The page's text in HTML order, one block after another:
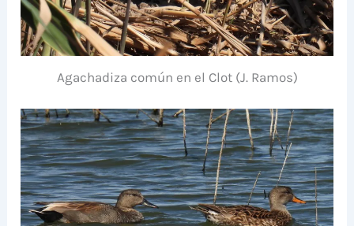
Agachadiza común en el Clot (J. Ramos)